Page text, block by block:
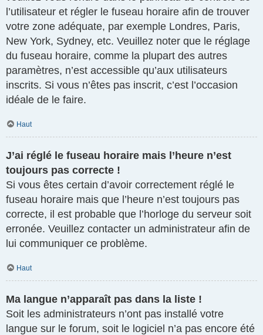
l’utilisateur et régler le fuseau horaire afin de trouver
votre zone adéquate, par exemple Londres, Paris,
New York, Sydney, etc. Veuillez noter que le réglage
du fuseau horaire, comme la plupart des autres
paramètres, n’est accessible qu’aux utilisateurs
inscrits. Si vous n’êtes pas inscrit, c’est l’occasion
idéale de le faire.
Haut
J’ai réglé le fuseau horaire mais l’heure n’est
toujours pas correcte !
Si vous êtes certain d’avoir correctement réglé le
fuseau horaire mais que l’heure n’est toujours pas
correcte, il est probable que l’horloge du serveur soit
erronée. Veuillez contacter un administrateur afin de
lui communiquer ce problème.
Haut
Ma langue n’apparaît pas dans la liste !
Soit les administrateurs n’ont pas installé votre
langue sur le forum, soit le logiciel n’a pas encore été